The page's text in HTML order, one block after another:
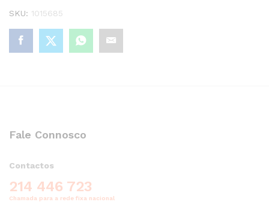
quantity
SKU: 1015685
Fale Connosco
Contactos
214 446 723
Chamada para a rede fixa nacional